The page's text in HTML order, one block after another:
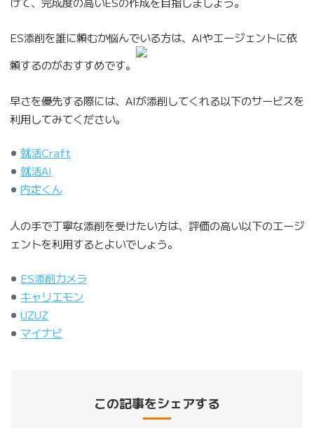
ES添削を誰に頼むか悩んでいる方は、AIやエージェントに依
頼するのがおすすめです。
早さを優先する際には、AIが添削してくれる以下のサービスを
利用してみてください。
就活Craft
就活AI
内定くん
人の手で丁寧な添削を受けたい方は、評価の高い以下のエージ
ェントを利用するとよいでしょう。
ES添削カメラ
キャリエモン
UZUZ
マイナビ
この記事をシェアする